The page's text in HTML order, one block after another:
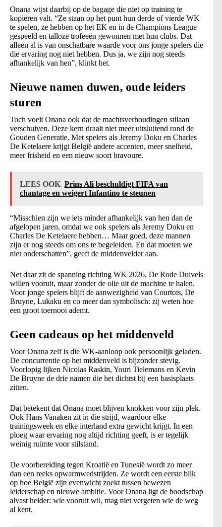
Onana wijst daarbij op de bagage die niet op training te
kopiëren valt. “Ze staan op het punt hun derde of vierde WK
te spelen, ze hebben op het EK en in de Champions League
gespeeld en talloze trofeeën gewonnen met hun clubs. Dat
alleen al is van onschatbare waarde voor ons jonge spelers die
die ervaring nog niet hebben. Dus ja, we zijn nog steeds
afhankelijk van hen”, klinkt het.
Nieuwe namen duwen, oude leiders
sturen
Toch voelt Onana ook dat de machtsverhoudingen stilaan
verschuiven. Deze kern draait niet meer uitsluitend rond de
Gouden Generatie. Met spelers als Jeremy Doku en Charles
De Ketelaere krijgt België andere accenten, meer snelheid,
meer frisheid en een nieuw soort bravoure.
LEES OOK Prins Ali beschuldigt FIFA van
chantage en weigert Infantino te steunen
“Misschien zijn we iets minder afhankelijk van hen dan de
afgelopen jaren, omdat we ook spelers als Jeremy Doku en
Charles De Ketelaere hebben… Maar goed, deze mannen
zijn er nog steeds om ons te begeleiden. En dat moeten we
niet onderschatten”, geeft de middenvelder aan.
Net daar zit de spanning richting WK 2026. De Rode Duivels
willen vooruit, maar zonder de olie uit de machine te halen.
Voor jonge spelers blijft de aanwezigheid van Courtois, De
Bruyne, Lukaku en co meer dan symbolisch: zij weten hoe
een groot toernooi ademt.
Geen cadeaus op het middenveld
Voor Onana zelf is die WK-aanloop ook persoonlijk geladen.
De concurrentie op het middenveld is bijzonder stevig.
Voorlopig lijken Nicolas Raskin, Youri Tielemans en Kevin
De Bruyne de drie namen die het dichtst bij een basisplaats
zitten.
Dat betekent dat Onana moet blijven knokken voor zijn plek.
Ook Hans Vanaken zit in die strijd, waardoor elke
trainingsweek en elke interland extra gewicht krijgt. In een
ploeg waar ervaring nog altijd richting geeft, is er tegelijk
weinig ruimte voor stilstand.
De voorbereiding tegen Kroatië en Tunesië wordt zo meer
dan een reeks opwarmwedstrijden. Ze wordt een eerste blik
op hoe België zijn evenwicht zoekt tussen bewezen
leiderschap en nieuwe ambitie. Voor Onana ligt de boodschap
alvast helder: wie vooruit wil, mag niet vergeten wie de weg
al kent.